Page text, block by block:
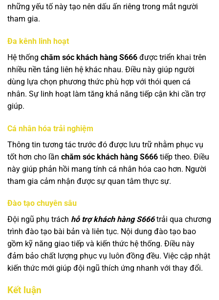
những yếu tố này tạo nên dấu ấn riêng trong mắt người
tham gia.
Đa kênh linh hoạt
Hệ thống chăm sóc khách hàng S666 được triển khai trên
nhiều nền tảng liên hệ khác nhau. Điều này giúp người
dùng lựa chọn phương thức phù hợp với thói quen cá
nhân. Sự linh hoạt làm tăng khả năng tiếp cận khi cần trợ
giúp.
Cá nhân hóa trải nghiệm
Thông tin tương tác trước đó được lưu trữ nhằm phục vụ
tốt hơn cho lần chăm sóc khách hàng S666 tiếp theo. Điều
này giúp phản hồi mang tính cá nhân hóa cao hơn. Người
tham gia cảm nhận được sự quan tâm thực sự.
Đào tạo chuyên sâu
Đội ngũ phụ trách hỗ trợ khách hàng S666trải qua chương
trình đào tạo bài bản và liên tục. Nội dung đào tạo bao
gồm kỹ năng giao tiếp và kiến thức hệ thống. Điều này
đảm bảo chất lượng phục vụ luôn đồng đều. Việc cập nhật
kiến thức mới giúp đội ngũ thích ứng nhanh với thay đổi.
Kết luận